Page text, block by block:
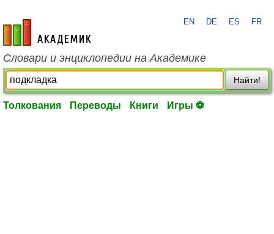
academic.ru
EN DE ES FR
Словари и энциклопедии на Академике
Найти!
Толкования Переводы Книги Игры ⚽